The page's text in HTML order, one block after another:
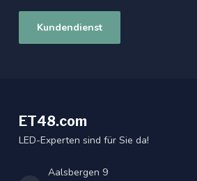
Kundendienst
ET48.com
LED-Experten sind für Sie da!
Aalsbergen 9